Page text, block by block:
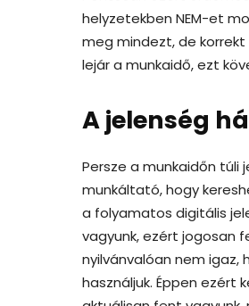
helyzetekben NEM-et
meg mindezt, de
lejár a munkaidő, ezt
A jelenség
Persze a munkaidőn túli
munkáltató, hogy
a folyamatos digitális
vagyunk, ezért jogosan
nyilvánvalóan nem
használjuk. Éppen ezért